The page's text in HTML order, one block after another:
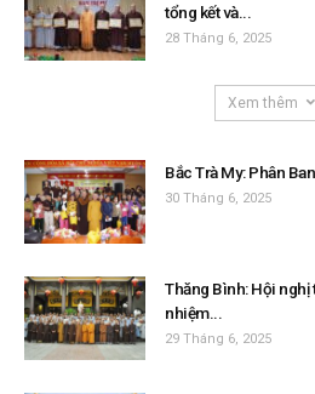
tổng kết và...
28 Tháng 6, 2025
Xem thêm
Bắc Trà My: Phân
30 Tháng 6, 2025
Thăng Bình: Hội nghị
nhiệm...
29 Tháng 6, 2025